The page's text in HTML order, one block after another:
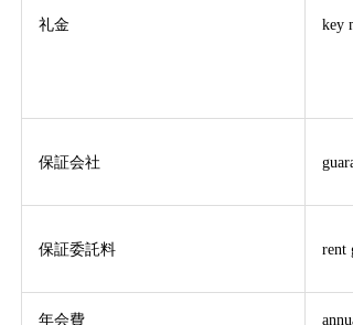
礼金 key
保証会社
保証委託料 rent
年会費